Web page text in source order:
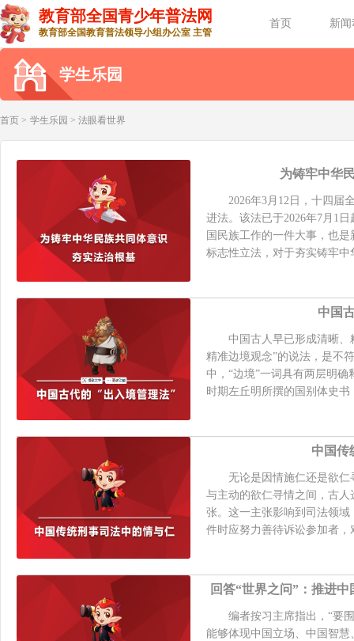
教育部全国青少年普法网
教育部全国教育普法领导小组办公室 主管
首页 新
学生乐园
首页 > 学生乐园 > 法眼看世界
为铸牢中华
2026年3月12日，十四届全
进法。该法已于2026年7月1
国民族工作的一件大事，也
标志性立法，对于夯实铸牢
中国
中国古人早已形成清晰、
精准边境观念”的说法，是不
中，“边境”一词具有两层明
时期左丘明所撰的国别体史书
中国传
无论是因情施仁还是欲仁
与主动的欲仁寻情之间，古
张。这一主张影响到司法领
件时应努力善待诉讼参加者
回答“世界之问”：推进
编者按习主席指出，“要围
能够体现中国立场、中国智